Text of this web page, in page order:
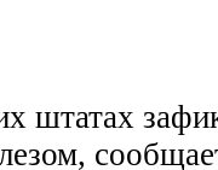
штатах